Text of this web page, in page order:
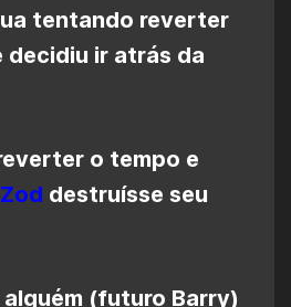
tentando reverter
decidiu ir atrás da
o tempo e
Zod destruísse seu
(futuro Barry)